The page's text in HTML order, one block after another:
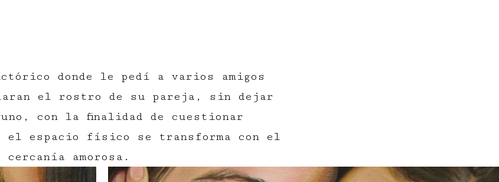
donde le pedí a varios amigos
el rostro de su pareja, sin dejar
con la finalidad de cuestionar
el espacio físico se transforma con el
cercanía amorosa.